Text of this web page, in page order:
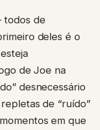
todos de
deles é o
de Joe na
desnecessário
de “ruído”
em que